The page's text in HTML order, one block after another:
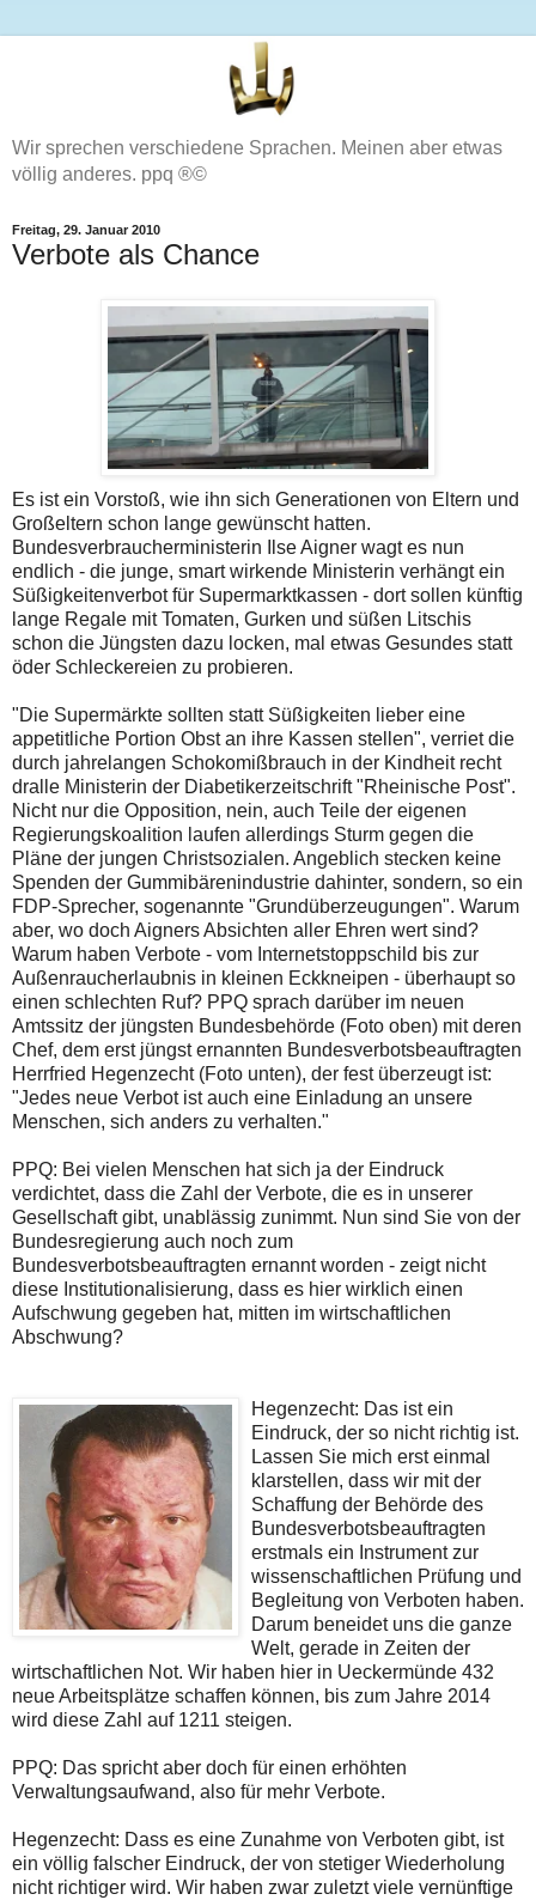
Wir sprechen verschiedene Sprachen. Meinen aber etwas
völlig anderes. ppq ®©
Freitag, 29. Januar 2010
Verbote als Chance
Es ist ein Vorstoß, wie ihn sich Generationen von Eltern und
Großeltern schon lange gewünscht hatten.
Bundesverbraucherministerin Ilse Aigner wagt es nun
endlich - die junge, smart wirkende Ministerin verhängt ein
Süßigkeitenverbot für Supermarktkassen - dort sollen künftig
lange Regale mit Tomaten, Gurken und süßen Litschis
schon die Jüngsten dazu locken, mal etwas Gesundes statt
öder Schleckereien zu probieren.
"Die Supermärkte sollten statt Süßigkeiten lieber eine
appetitliche Portion Obst an ihre Kassen stellen", verriet die
durch jahrelangen Schokomißbrauch in der Kindheit recht
dralle Ministerin der Diabetikerzeitschrift "Rheinische Post".
Nicht nur die Opposition, nein, auch Teile der eigenen
Regierungskoalition laufen allerdings Sturm gegen die
Pläne der jungen Christsozialen. Angeblich stecken keine
Spenden der Gummibärenindustrie dahinter, sondern, so ein
FDP-Sprecher, sogenannte "Grundüberzeugungen". Warum
aber, wo doch Aigners Absichten aller Ehren wert sind?
Warum haben Verbote - vom Internetstoppschild bis zur
Außenraucherlaubnis in kleinen Eckkneipen - überhaupt so
einen schlechten Ruf? PPQ sprach darüber im neuen
Amtssitz der jüngsten Bundesbehörde (Foto oben) mit deren
Chef, dem erst jüngst ernannten Bundesverbotsbeauftragten
Herrfried Hegenzecht (Foto unten), der fest überzeugt ist:
"Jedes neue Verbot ist auch eine Einladung an unsere
Menschen, sich anders zu verhalten."
PPQ: Bei vielen Menschen hat sich ja der Eindruck
verdichtet, dass die Zahl der Verbote, die es in unserer
Gesellschaft gibt, unablässig zunimmt. Nun sind Sie von der
Bundesregierung auch noch zum
Bundesverbotsbeauftragten ernannt worden - zeigt nicht
diese Institutionalisierung, dass es hier wirklich einen
Aufschwung gegeben hat, mitten im wirtschaftlichen
Abschwung?
Hegenzecht: Das ist ein
Eindruck, der so nicht richtig ist.
Lassen Sie mich erst einmal
klarstellen, dass wir mit der
Schaffung der Behörde des
Bundesverbotsbeauftragten
erstmals ein Instrument zur
wissenschaftlichen Prüfung und
Begleitung von Verboten haben.
Darum beneidet uns die ganze
Welt, gerade in Zeiten der
wirtschaftlichen Not. Wir haben hier in Ueckermünde 432
neue Arbeitsplätze schaffen können, bis zum Jahre 2014
wird diese Zahl auf 1211 steigen.
PPQ: Das spricht aber doch für einen erhöhten
Verwaltungsaufwand, also für mehr Verbote.
Hegenzecht: Dass es eine Zunahme von Verboten gibt, ist
ein völlig falscher Eindruck, der von stetiger Wiederholung
nicht richtiger wird. Wir haben zwar zuletzt viele vernünftige